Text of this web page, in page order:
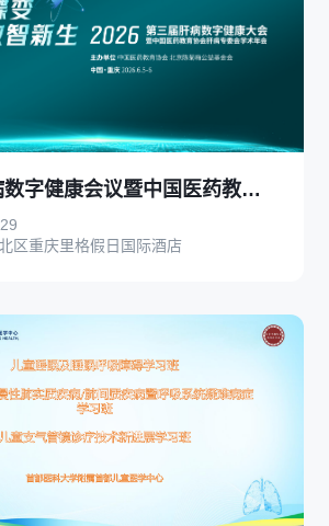
2026肝病数字健康会议暨中国医药教育协会肝病专委会学术年会
区重庆里格假日国际酒店